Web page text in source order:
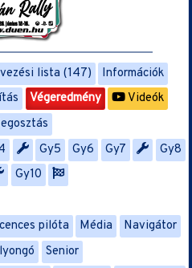
lista (147)
Információk
Végeredmény
Videók
Gy5 Gy6 Gy7
Gy8
Gy10
pilóta Média
Navigátor
Senior